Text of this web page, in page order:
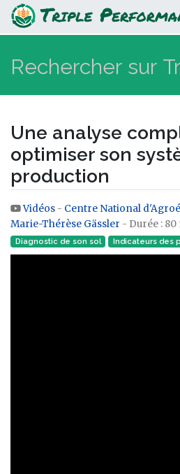
Une analyse
optimiser son
production
Une analyse
optimiser son
production
Aller à :navigation,
Vidéos - Centre National
Marie-Thérèse Gässler - Durée :
Diagnostic de son sol Indicateurs des